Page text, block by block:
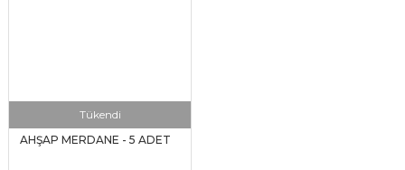
Tükendi
AHŞAP MERDANE - 5 ADET